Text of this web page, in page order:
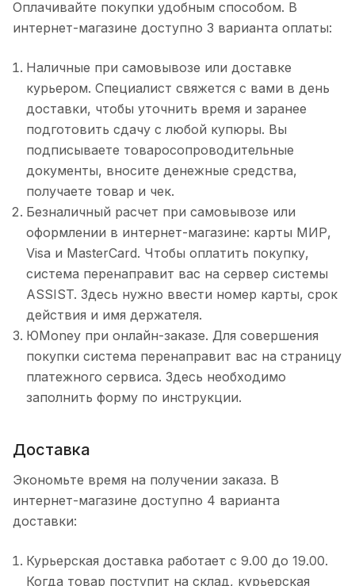
Оплачивайте покупки удобным способом. В
интернет-магазине доступно 3 варианта оплаты:
Наличные при самовывозе или доставке
курьером. Специалист свяжется с вами в день
доставки, чтобы уточнить время и заранее
подготовить сдачу с любой купюры. Вы
подписываете товаросопроводительные
документы, вносите денежные средства,
получаете товар и чек.
Безналичный расчет при самовывозе или
оформлении в интернет-магазине: карты МИР,
Visa и MasterCard. Чтобы оплатить покупку,
система перенаправит вас на сервер системы
ASSIST. Здесь нужно ввести номер карты, срок
действия и имя держателя.
ЮMoney при онлайн-заказе. Для совершения
покупки система перенаправит вас на страницу
платежного сервиса. Здесь необходимо
заполнить форму по инструкции.
Доставка
Экономьте время на получении заказа. В
интернет-магазине доступно 4 варианта
доставки:
Курьерская доставка работает с 9.00 до 19.00.
Когда товар поступит на склад, курьерская